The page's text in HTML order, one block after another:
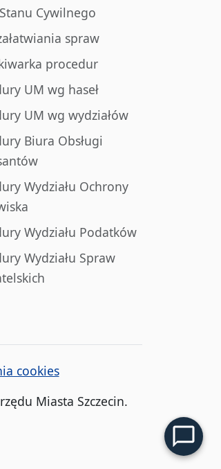
Cywilnego
spraw
procedur
UM wg haseł
UM wg wydziałów
Biura Obsługi
Wydziału Ochrony
Wydziału Podatków
Wydziału Spraw
cookies
Miasta Szczecin.